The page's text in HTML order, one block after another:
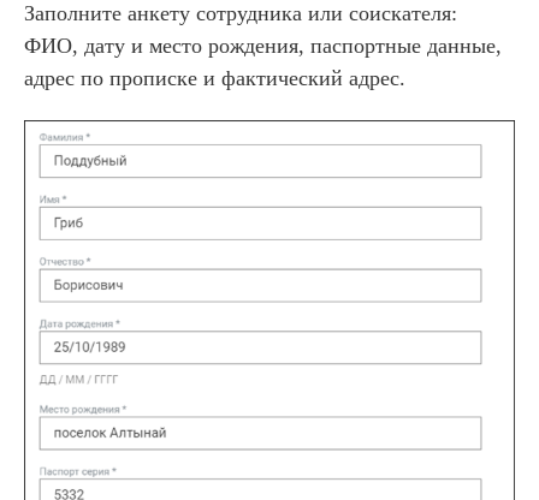
Заполните анкету сотрудника или соискателя:
ФИО, дату и место рождения, паспортные данные,
адрес по прописке и фактический адрес.